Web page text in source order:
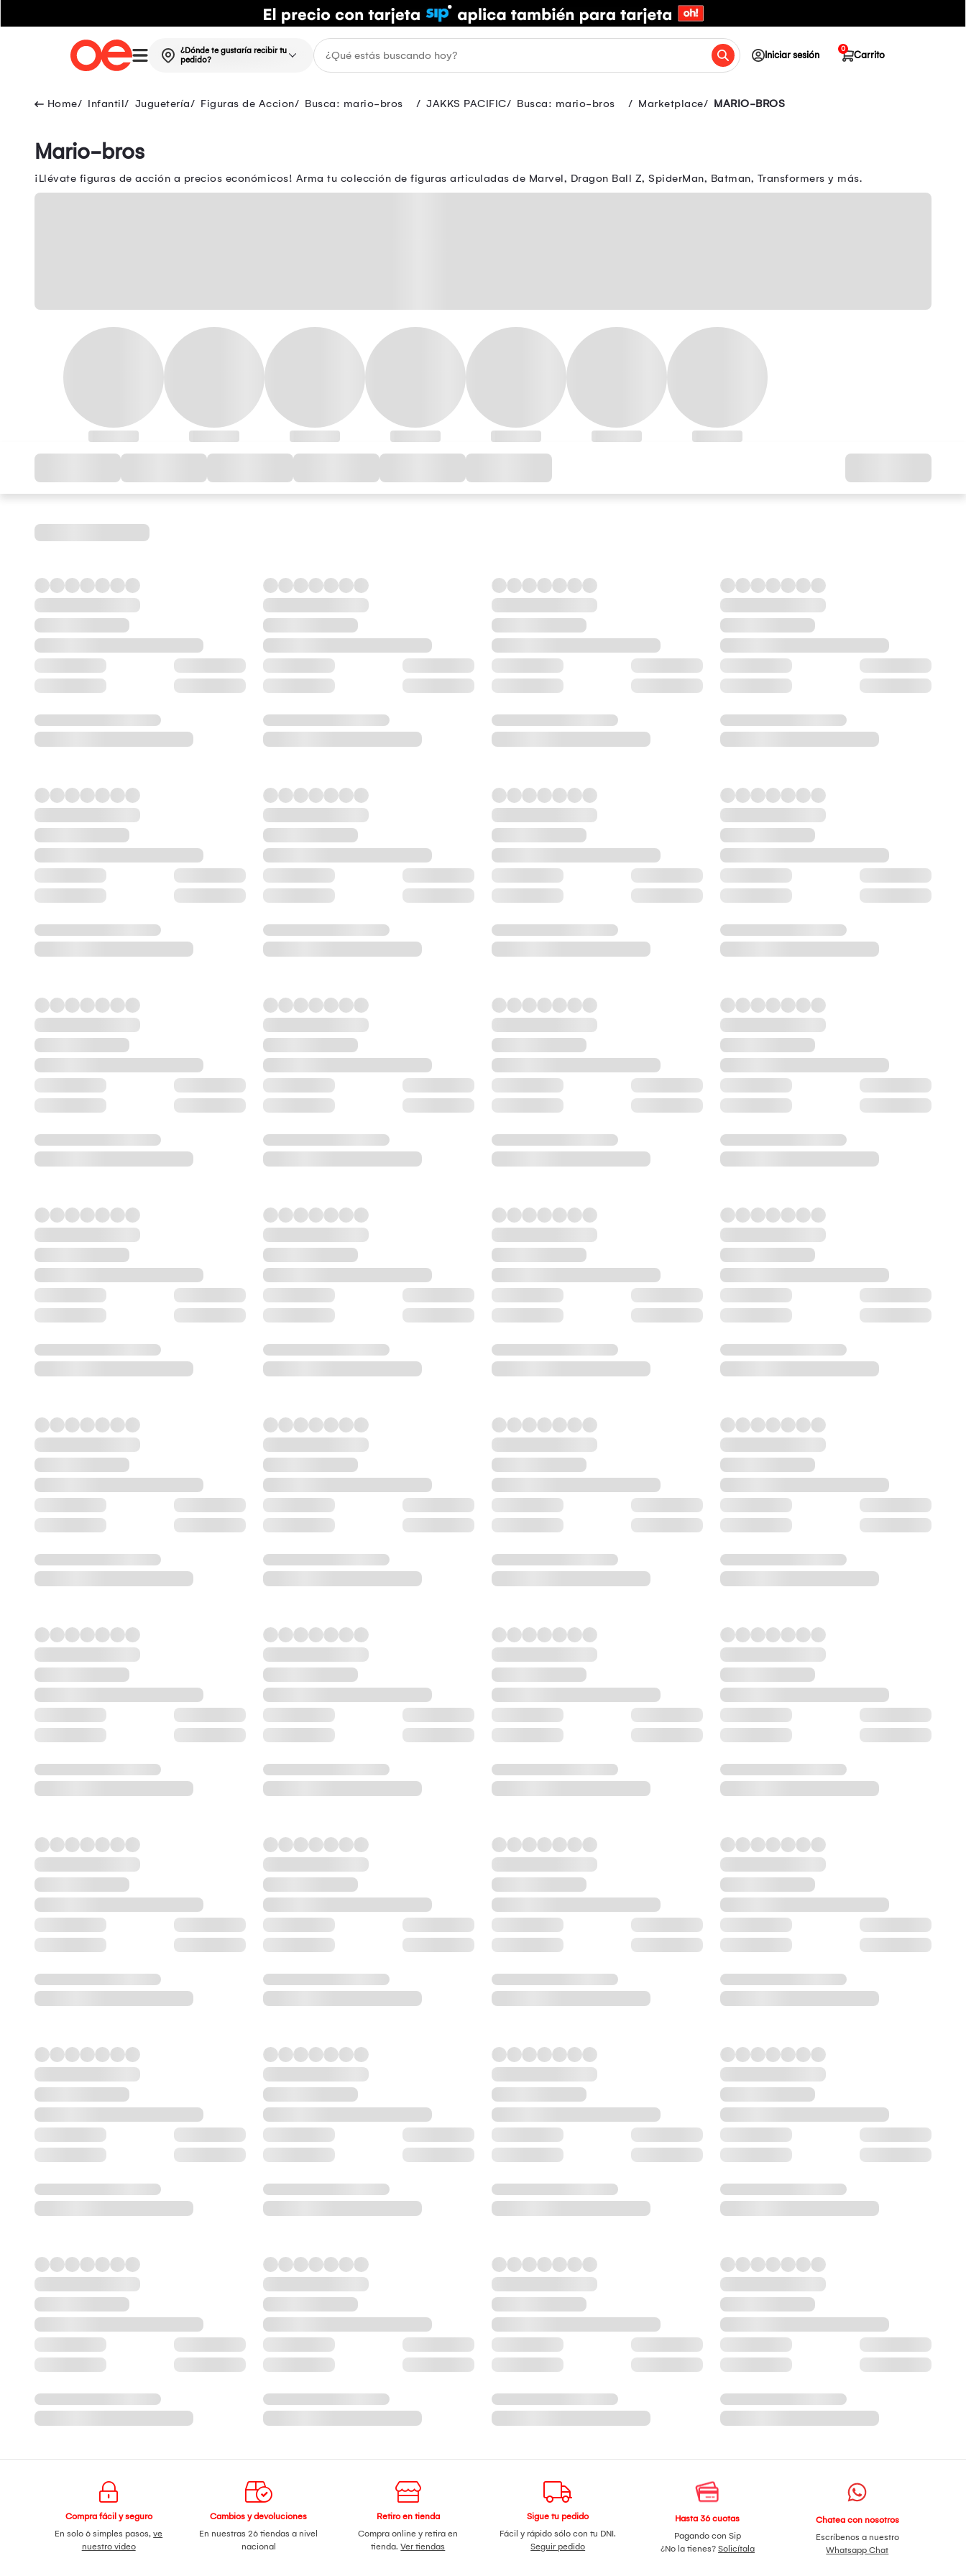
¿Dónde te gustaría recibir tu
pedido?
Iniciar sesión Carrito
0
Infantil Juguetería Figuras de Accion Busca: mario-bros JAKKS PACIFIC Busca: mario-bros Marketplace MARIO-BROS
Mario-bros
¡Llévate figuras de acción a precios económicos! Arma tu colección de figuras articuladas de Marvel, Dragon Ball Z, SpiderMan, Batman, Transformers y más.
Compra fácil y seguro
En solo 6 simples pasos,ve
nuestro video
Cambios y devoluciones
En nuestras 26 tiendas a nivel
nacional
Retiro en tienda
Compra online y retira en
tienda.Ver tiendas
Sigue tu pedido
Fácil y rápido sólo con tu DNI.
Seguir pedido
Hasta 36 cuotas
Pagando con Sip
¿No la tienes? Solicítala
Chatea con nosotros
Escríbenos a nuestro
Whatsapp Chat